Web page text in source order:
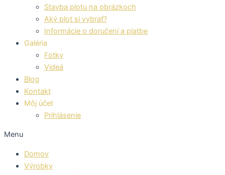
Stavba plotu na obrázkoch
Aký plot si vybrať?
Informácie o doručení a platbe
Galéria
Fotky
Videá
Blog
Kontakt
Môj účet
Prihlásenie
Menu
Domov
Výrobky